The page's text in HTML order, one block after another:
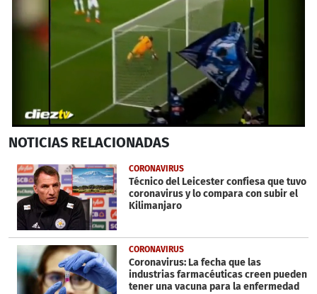
seconds
1
minute,
4
seconds
NOTICIAS RELACIONADAS
CORONAVIRUS
Técnico del Leicester confiesa que tuvo
coronavirus y lo compara con subir el
Kilimanjaro
CORONAVIRUS
Coronavirus: La fecha que las
industrias farmacéuticas creen pueden
tener una vacuna para la enfermedad